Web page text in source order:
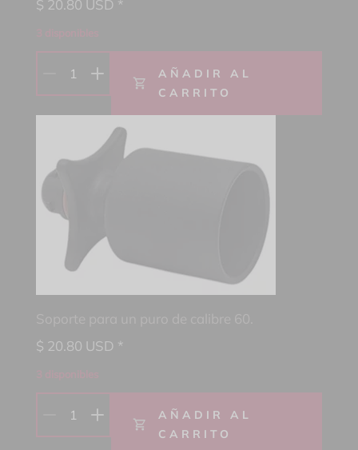
$ 20.80 USD *
1
AÑADIR AL
CARRITO
$ 20.80 USD *
1
AÑADIR AL
CARRITO